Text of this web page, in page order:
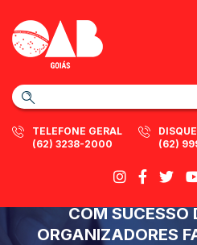
TELEFONE GERAL
(62) 3238-2000
(62)
COM SUCESSO
ORGANIZADORES